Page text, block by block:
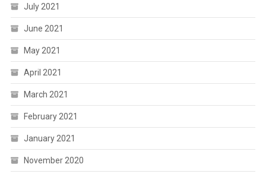
July 2021
June 2021
May 2021
April 2021
March 2021
February 2021
January 2021
November 2020